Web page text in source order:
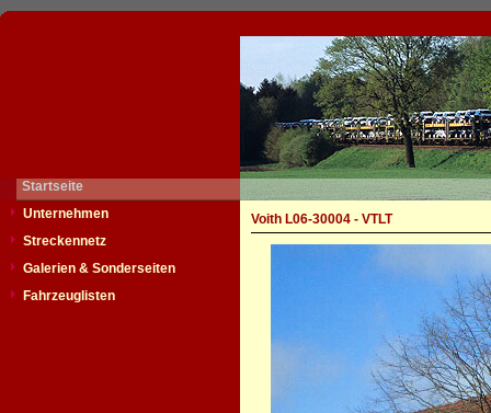
Startseite
Unternehmen
Streckennetz
Galerien & Sonderseiten
Fahrzeuglisten
Voith L06-30004 - VTLT